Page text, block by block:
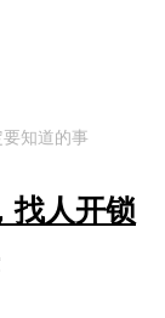
知道的事
找人开锁